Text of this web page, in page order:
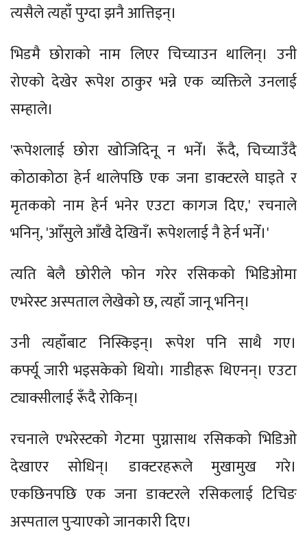
त्यसैले त्यहाँ पुग्दा झनै आत्तिइन्।
भिडमै छोराको नाम लिएर चिच्याउन थालिन्। उनी
रोएको देखेर रूपेश ठाकुर भन्ने एक व्यक्तिले उनलाई
सम्हाले।
'रूपेशलाई छोरा खोजिदिनू न भनेँ। रूँदै, चिच्याउँदै
कोठाकोठा हेर्न थालेपछि एक जना डाक्टरले घाइते र
मृतकको नाम हेर्न भनेर एउटा कागज दिए,' रचनाले
भनिन्, 'आँसुले आँखै देखिनँ। रूपेशलाई नै हेर्न भनेँ।'
त्यति बेलै छोरीले फोन गरेर रसिकको भिडिओमा
एभरेस्ट अस्पताल लेखेको छ, त्यहाँ जानू भनिन्।
उनी त्यहाँबाट निस्किइन्। रूपेश पनि साथै गए।
कर्फ्यू जारी भइसकेको थियो। गाडीहरू थिएनन्। एउटा
ट्याक्सीलाई रूँदै रोकिन्।
रचनाले एभरेस्टको गेटमा पुग्नासाथ रसिकको भिडिओ
देखाएर सोधिन्। डाक्टरहरूले मुखामुख गरे।
एकछिनपछि एक जना डाक्टरले रसिकलाई टिचिङ
अस्पताल पुर्‍याएको जानकारी दिए।